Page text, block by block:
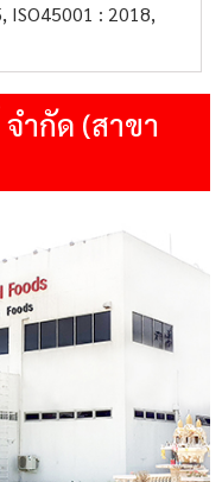
ISO45001 : 2018,
ำกัด (สาขา